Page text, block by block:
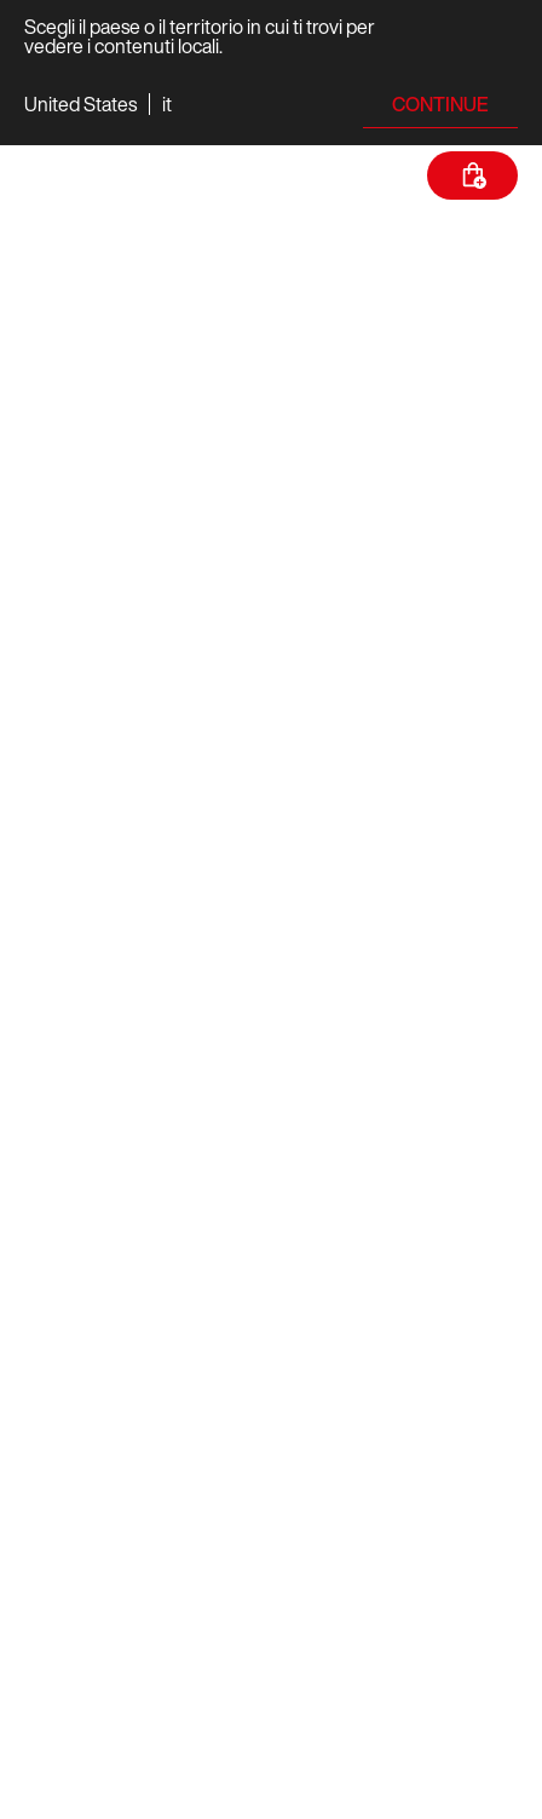
Scegli il paese o il territorio in cui ti trovi per
vedere i contenuti locali.
United States
it CONTINUE